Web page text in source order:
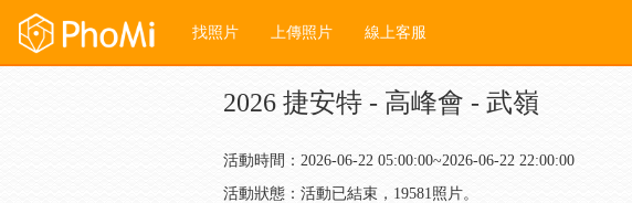
找照片 上傳照片 線上客服
2026 捷安特 - 高峰會 - 武嶺
活動時間：2026-06-22 05:00:00~2026-06-22 22:00:00
活動狀態：活動已結束，19581照片。